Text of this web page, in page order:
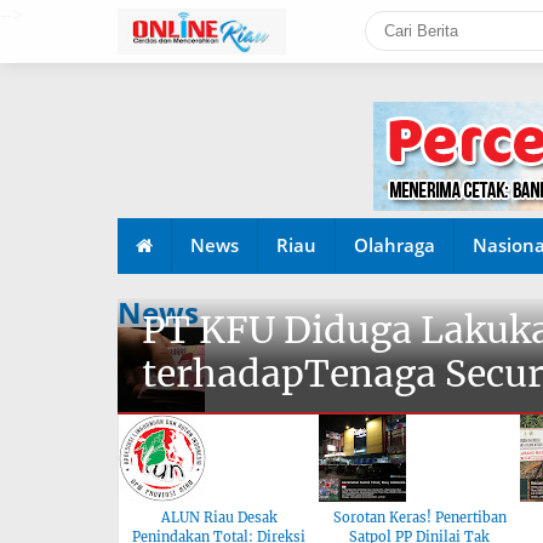
News Riau Olahraga
News
PT KFU Diduga
terhadapTenaga
ALUN Riau Desak
Penindakan Total: Direksi
Sorotan Keras! Penertiban
Satpol PP Dinilai Tak